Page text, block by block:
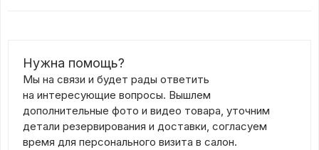
Нужна помощь?
Мы на связи и будет рады ответить
на интересующие вопросы. Вышлем
дополнительные фото и видео товара, уточним
детали резервирования и доставки, согласуем
время для персонального визита в салон.